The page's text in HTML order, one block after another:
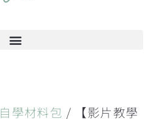
自學材料包 / 【影片教學